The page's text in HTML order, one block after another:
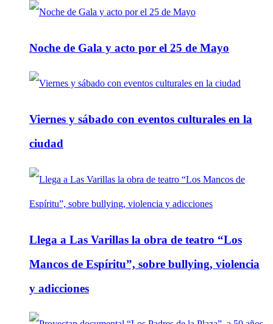
Noche de Gala y acto por el 25 de Mayo
Viernes y sábado con eventos culturales en la
ciudad
Llega a Las Varillas la obra de teatro “Los
Mancos de Espíritu”, sobre bullying, violencia
y adicciones